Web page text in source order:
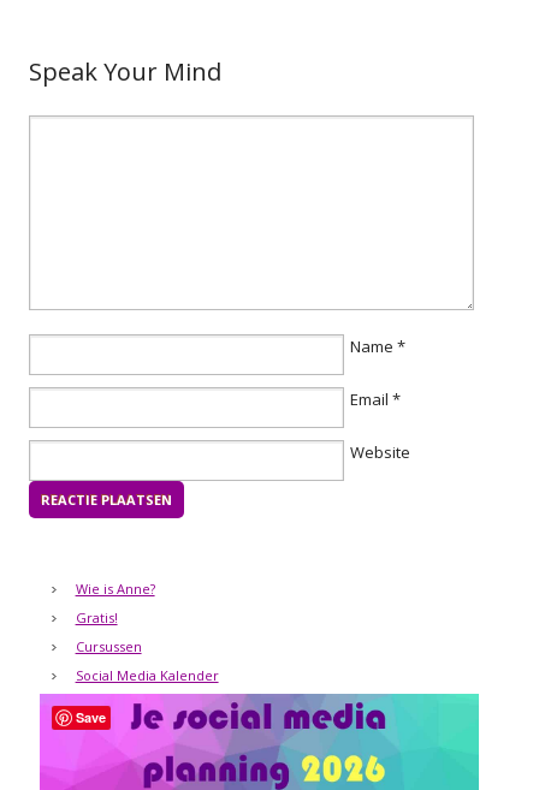
Speak Your Mind
Name *
Email *
Website
Wie is Anne?
Gratis!
Cursussen
Social Media Kalender
Save